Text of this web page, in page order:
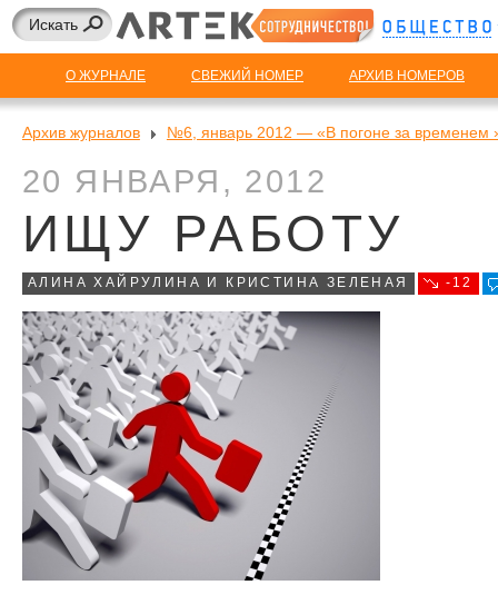
О ЖУРНАЛЕ СВЕЖИЙ НОМЕР АРХИВ НОМЕРОВ
Архив журналов №6, январь 2012 — «В погоне за временем
20 ЯНВАРЯ, 2012
ИЩУ РАБОТУ
АЛИНА ХАЙРУЛИНА И КРИСТИНА ЗЕЛЕНАЯ -12